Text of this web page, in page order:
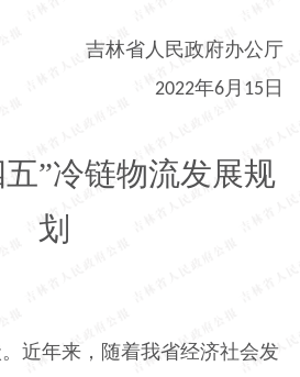
吉林省人民政府办公厅
2022年6 月 15 日
”冷链物流发展规
划
。近年来，随着我省经济社会发